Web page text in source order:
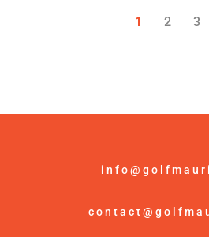
1 2 3